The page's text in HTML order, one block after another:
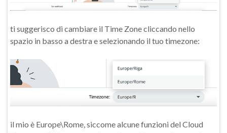
ti suggerisco di cambiare il Time Zone cliccando nello
spazio in basso a destra e selezionando il tuo timezone:
il mio è Europe\Rome, siccome alcune funzioni del Cloud